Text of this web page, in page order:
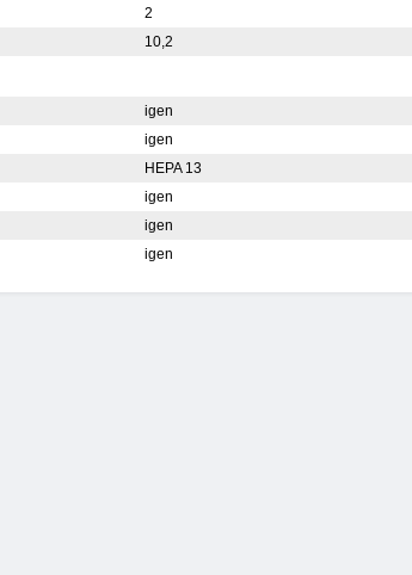
2
10,2
igen
igen
HEPA 13
igen
igen
igen